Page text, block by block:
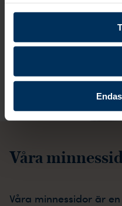
Våra
Våra minnessidor är